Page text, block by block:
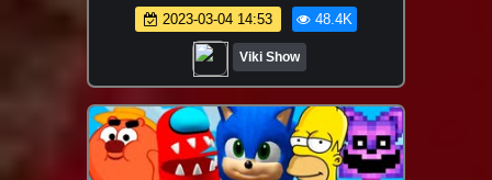
Шоу
2023-03-04 14:53 48.4K
Viki Show